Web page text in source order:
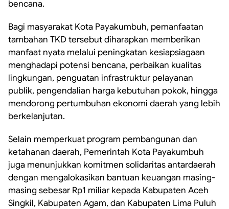
bencana.
Bagi masyarakat Kota Payakumbuh, pemanfaatan
tambahan TKD tersebut diharapkan memberikan
manfaat nyata melalui peningkatan kesiapsiagaan
menghadapi potensi bencana, perbaikan kualitas
lingkungan, penguatan infrastruktur pelayanan
publik, pengendalian harga kebutuhan pokok, hingga
mendorong pertumbuhan ekonomi daerah yang lebih
berkelanjutan.
Selain memperkuat program pembangunan dan
ketahanan daerah, Pemerintah Kota Payakumbuh
juga menunjukkan komitmen solidaritas antardaerah
dengan mengalokasikan bantuan keuangan masing-
masing sebesar Rp1 miliar kepada Kabupaten Aceh
Singkil, Kabupaten Agam, dan Kabupaten Lima Puluh